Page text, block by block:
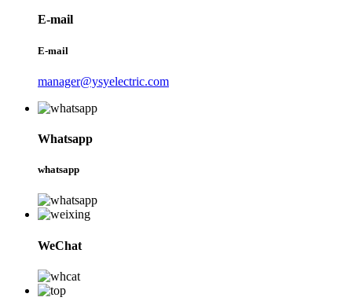
E-mail
E-mail
manager@ysyelectric.com
Whatsapp
whatsapp
WeChat